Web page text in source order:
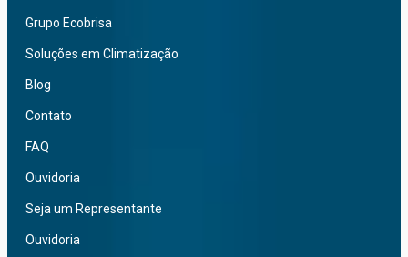
Grupo Ecobrisa
Soluções em Climatização
Blog
Contato
FAQ
Ouvidoria
Seja um Representante
Ouvidoria